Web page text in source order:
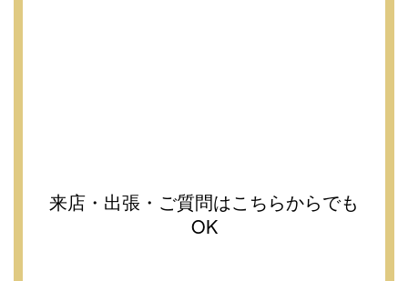
来店・出張・ご質問はこちらからでも
OK